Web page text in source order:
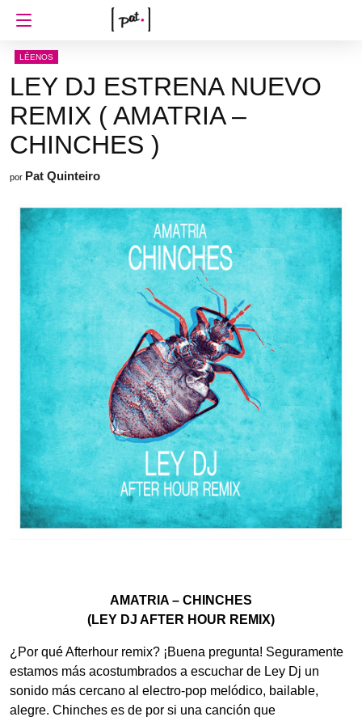
LÉENOS
LEY DJ ESTRENA NUEVO
REMIX ( AMATRIA –
CHINCHES )
por Pat Quinteiro
AMATRIA – CHINCHES
(LEY DJ AFTER HOUR REMIX)
¿Por qué Afterhour remix? ¡Buena pregunta! Seguramente
estamos más acostumbrados a escuchar de Ley Dj un
sonido más cercano al electro-pop melódico, bailable,
alegre. Chinches es de por si una canción que